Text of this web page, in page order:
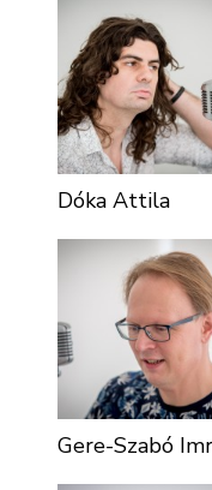
Dóka Attila
Gere-Szabó